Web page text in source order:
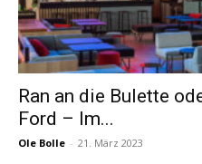
Ran an die Bulette
Ford – Im...
Ole Bolle - 21. März 2023